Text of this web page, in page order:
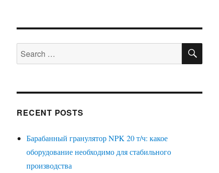
Search
for:
RECENT POSTS
Барабанный гранулятор NPK 20 т/ч: какое
оборудование необходимо для стабильного
производства